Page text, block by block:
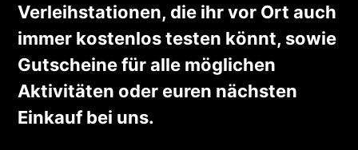
Verleihstationen, die ihr vor Ort auch
immer kostenlos testen könnt, sowie
Gutscheine für alle möglichen
Aktivitäten oder euren nächsten
Einkauf bei uns.